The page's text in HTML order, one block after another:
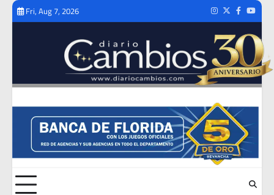
Skip
Fri, Aug 7, 2026 Instagram
TwitterFacebook